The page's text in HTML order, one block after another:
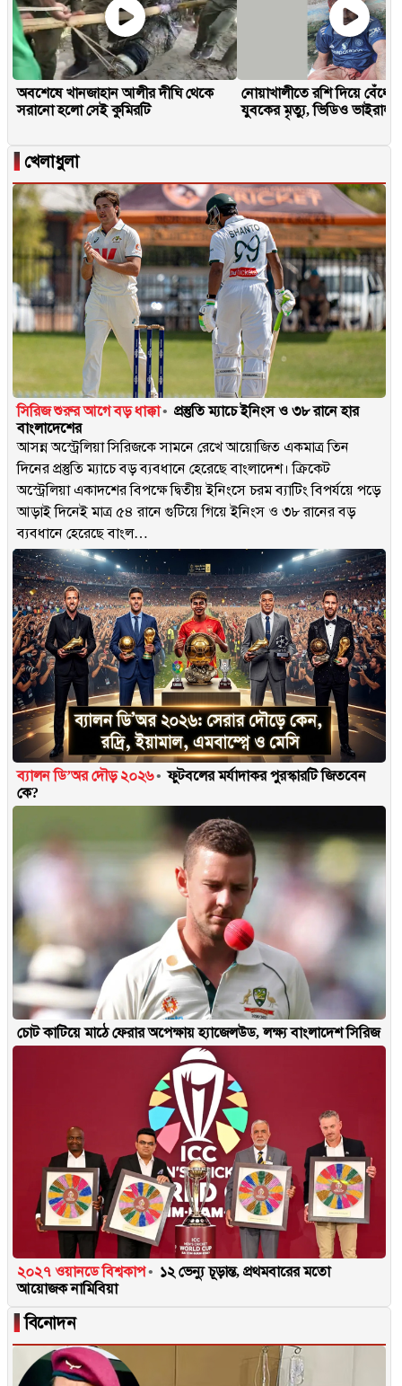
অবশেষে খানজাহান আলীর দীঘি থেকে
সরানো হলো সেই কুমিরটি
নোয়াখালীতে রশি দিয়ে বেঁধে
যুবকের মৃত্যু, ভিডিও ভাইরাল
▐ খেলাধুলা
সিরিজ শুরুর আগে বড় ধাক্কা
প্রস্তুতি ম্যাচে ইনিংস ও ৩৮ রানে হার
বাংলাদেশের
আসন্ন অস্ট্রেলিয়া সিরিজকে সামনে রেখে আয়োজিত একমাত্র তিন
দিনের প্রস্তুতি ম্যাচে বড় ব্যবধানে হেরেছে বাংলাদেশ। ক্রিকেট
অস্ট্রেলিয়া একাদশের বিপক্ষে দ্বিতীয় ইনিংসে চরম ব্যাটিং বিপর্যয়ে পড়ে
আড়াই দিনেই মাত্র ৫৪ রানে গুটিয়ে গিয়ে ইনিংস ও ৩৮ রানের বড়
ব্যবধানে হেরেছে বাংল…
ব্যালন ডি’অর দৌড় ২০২৬
ফুটবলের মর্যাদাকর পুরস্কারটি জিতবেন
কে?
চোট কাটিয়ে মাঠে ফেরার অপেক্ষায় হ্যাজেলউড, লক্ষ্য বাংলাদেশ সিরিজ
২০২৭ ওয়ানডে বিশ্বকাপ
১২ ভেন্যু চূড়ান্ত, প্রথমবারের মতো
আয়োজক নামিবিয়া
▐বিনোদন